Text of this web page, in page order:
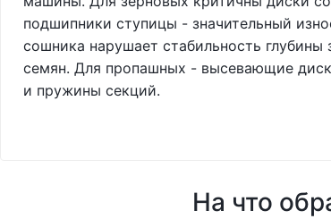
подшипники ступицы - значительный
сошника нарушает стабильность глубины
семян. Для пропашных - высевающие
и пружины секций.
На что